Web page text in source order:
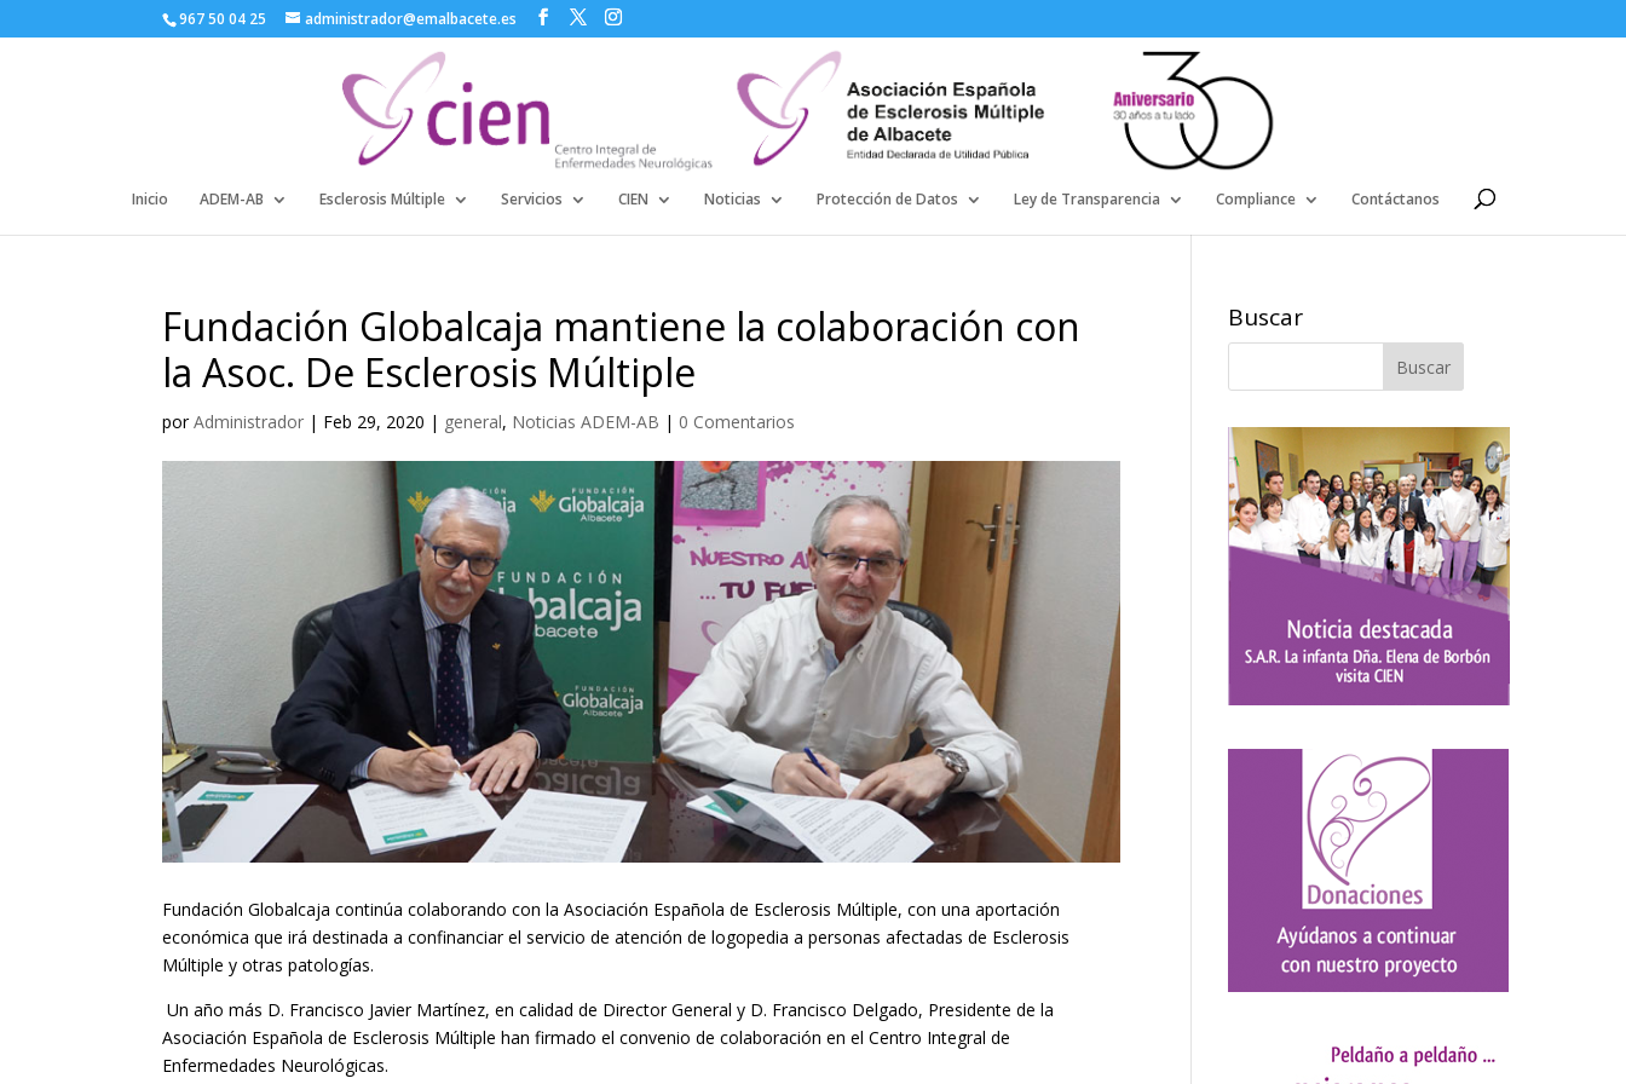
967 50 04 25 administrador@emalbacete.es
Inicio ADEM-AB Esclerosis Múltiple Servicios CIEN Noticias Protección de Datos Ley de Transparencia Compliance Contáctanos
Fundación Globalcaja mantiene la colaboración con
la Asoc. De Esclerosis Múltiple
porAdministrador | Feb 29, 2020 | general, Noticias ADEM-AB | 0 Comentarios
Fundación Globalcaja continúa colaborando con la Asociación Española de Esclerosis Múltiple, con una aportación
económica que irá destinada a confinanciar el servicio de atención de logopedia a personas afectadas de Esclerosis
Múltiple y otras patologías.
Un año más D. Francisco Javier Martínez, en calidad de Director General y D. Francisco Delgado, Presidente de la
Asociación Española de Esclerosis Múltiple han firmado el convenio de colaboración en el Centro Integral de
Enfermedades Neurológicas.
Buscar